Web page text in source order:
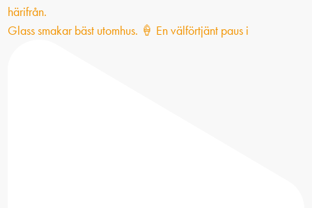
Glass smakar bäst utomhus. 🍦 En välförtjänt paus i